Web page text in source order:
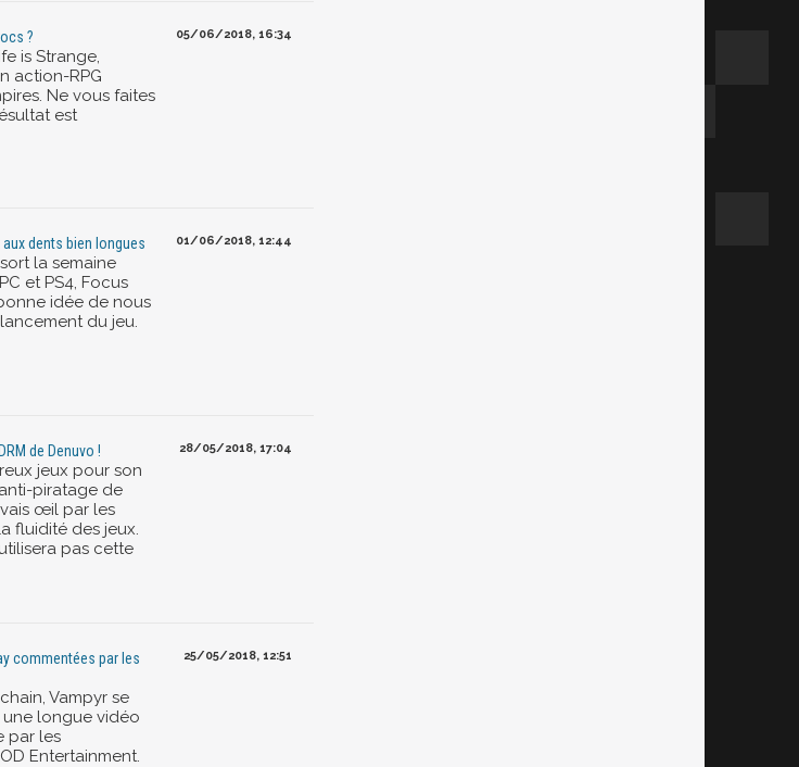
?
is Strange,
action-RPG
Ne vous faites
est
05/06/2018, 16:34
dents bien longues
la semaine
et PS4, Focus
idée de nous
du jeu.
01/06/2018, 12:44
de Denuvo !
jeux pour son
piratage de
œil par les
fluidité des jeux.
pas cette
28/05/2018, 17:04
commentées par les
Vampyr se
longue vidéo
par les
Entertainment.
25/05/2018, 12:51